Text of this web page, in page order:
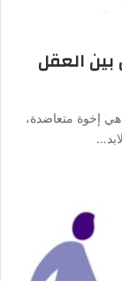
بين العقل
هي إخوة متعاضدة،